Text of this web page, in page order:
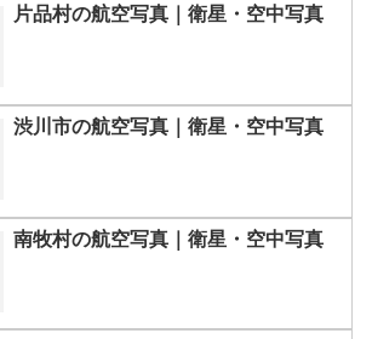
片品村の航空写真｜衛星・空中写真
渋川市の航空写真｜衛星・空中写真
南牧村の航空写真｜衛星・空中写真